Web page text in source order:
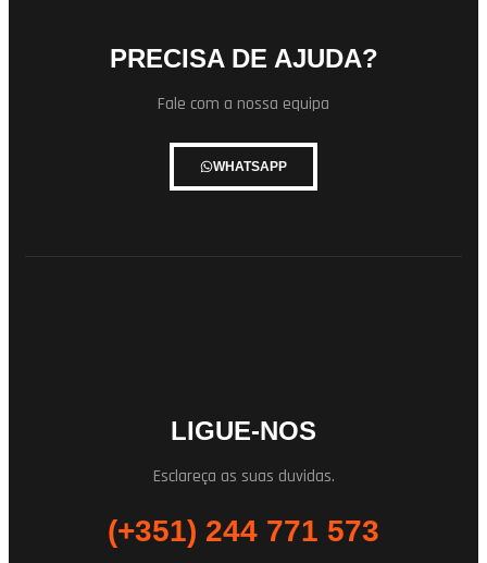
PRECISA DE AJUDA?
Fale com a nossa equipa
WHATSAPP
LIGUE-NOS
Esclareça as suas duvidas.
(+351) 244 771 573